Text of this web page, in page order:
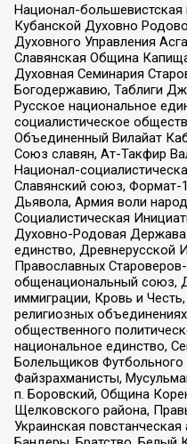
Национал-
Кубанской Духовно
Духовного Управления
Славянская Община
Духовная Семинария
Богодержавию, Таблиги
Русское национальное
социалистическое
Объединенный Вилайат
Союз славян, Ат-Такфир
Национал-
Славянский союз, Формат-
Дьявола, Армия воли
Социалистическая
Духовно-Родовая Держава
единство, Древнерусской
Православных
общенациональный союз,
иммиграции, Кровь и
религиозных
общественного
национальное единство,
Болельщиков
Файзрахманисты,
п. Боровский, Община
Щелковского района,
Украинская